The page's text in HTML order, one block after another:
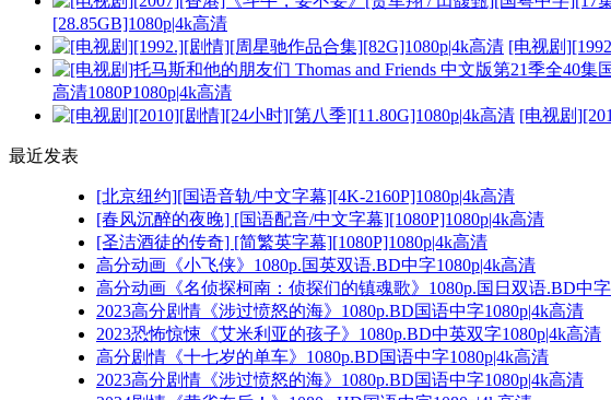
[28.85GB]1080p|4k高清
[电视剧
高清1080P1080p|4k高清
[电视剧
最近发表
[北京纽约][国语音轨/中文字幕][4K-2160P]1080p|4k高清
[春风沉醉的夜晚] [国语配音/中文字幕][1080P]1080p|4k高清
[圣洁酒徒的传奇] [简繁英字幕][1080P]1080p|4k高清
高分动画《小飞侠》1080p.国英双语.BD中字1080p|4k高清
高分动画《名侦探柯南：侦探们的镇魂歌》1080p.国日双语.BD中
2023高分剧情《涉过愤怒的海》1080p.BD国语中字1080p|4k高清
2023恐怖惊悚《艾米利亚的孩子》1080p.BD中英双字1080p|4k高清
高分剧情《十七岁的单车》1080p.BD国语中字1080p|4k高清
2023高分剧情《涉过愤怒的海》1080p.BD国语中字1080p|4k高清